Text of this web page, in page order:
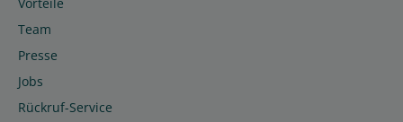
Team
Presse
Jobs
Rückruf-Service